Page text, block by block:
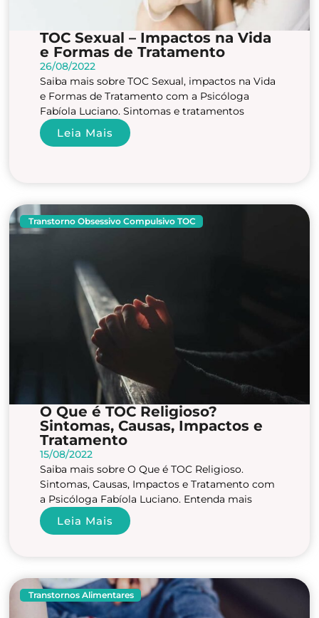
TOC Sexual – Impactos na Vida
e Formas de Tratamento
26/08/2022
Saiba mais sobre TOC Sexual, impactos na Vida
e Formas de Tratamento com a Psicóloga
Fabíola Luciano. Sintomas e tratamentos
Leia Mais
Transtorno Obsessivo Compulsivo TOC
O Que é TOC Religioso?
Sintomas, Causas, Impactos e
Tratamento
15/08/2022
Saiba mais sobre O Que é TOC Religioso.
Sintomas, Causas, Impactos e Tratamento com
a Psicóloga Fabíola Luciano. Entenda mais
Leia Mais
Transtornos Alimentares